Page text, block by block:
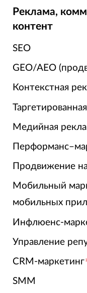
Реклама,
контент
SEO
GEO/AEO
Контекстная
Медийная
Продвижение
Мобильный
мобильных
Инфлюенс-
Управление
CRM-маркетинг
SMM